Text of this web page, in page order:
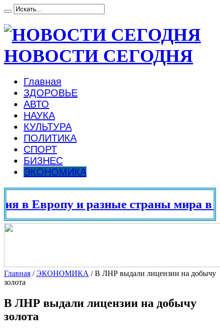
НОВОСТИ СЕГОДНЯ
Главная
ЗДОРОВЬЕ
АВТО
НАУКА
КУЛЬТУРА
ПОЛИТИКА
СПОРТ
БИЗНЕС
ЭКОНОМИКА
Европу и разные страны мира в
Главная /ЭКОНОМИКА /В ЛНР выдали лицензии на добычу
золота
В ЛНР выдали лицензии на добычу
золота